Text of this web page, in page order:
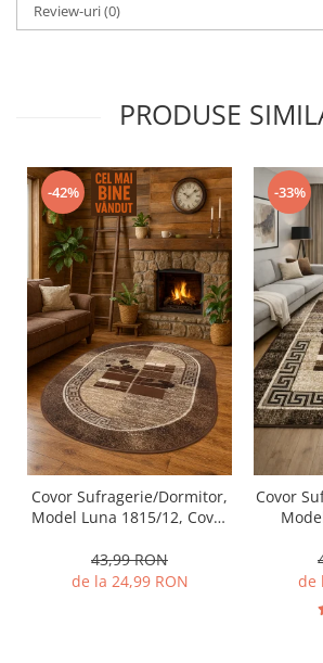
Review-uri(0)
PRODUSE
-42%
Covor Sufragerie/Dormitor,
Model Luna 1815/12, Covor
43,99 RON
de la 24,99 RON
-33%
Covor
de